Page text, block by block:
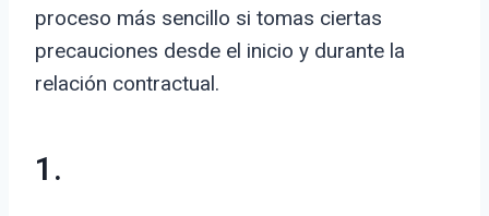
proceso más sencillo si tomas ciertas
precauciones desde el inicio y durante la
relación contractual.
1.